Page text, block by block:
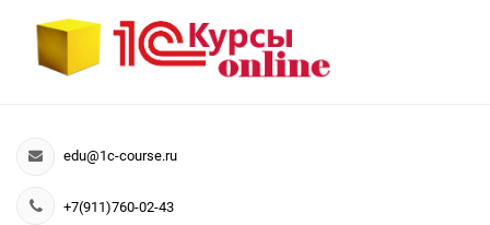
edu@1c-course.ru
+7(911)760-02-43